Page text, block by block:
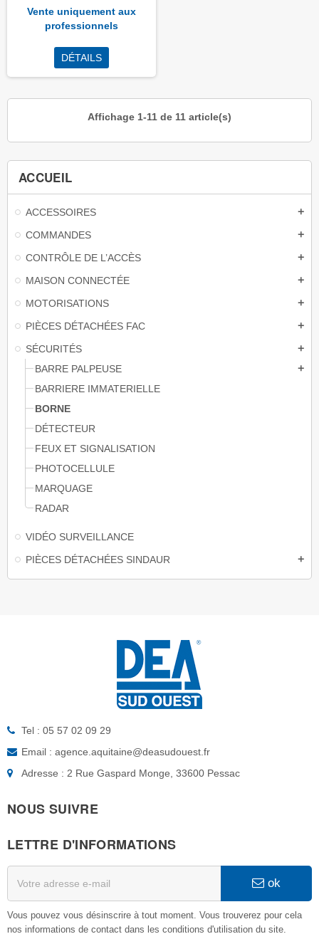
ACCUEIL
ACCESSOIRES add
COMMANDES add
CONTRÔLE DE L’ACCÈS add
MAISON CONNECTÉE add
MOTORISATIONS add
PIÈCES DÉTACHÉES FAC add
SÉCURITÉS add
BARRE PALPEUSE add
BARRIERE IMMATERIELLE
BORNE
DÉTECTEUR
FEUX ET SIGNALISATION
PHOTOCELLULE
MARQUAGE
RADAR
VIDÉO SURVEILLANCE
PIÈCES DÉTACHÉES SINDAUR
add
Vente uniquement aux
professionnels
DÉTAILS
Affichage 1-11 de 11 article(s)
Tel : 05 57 02 09 29
Email : agence.aquitaine@deasudouest.fr
Adresse : 2 Rue Gaspard Monge, 33600 Pessac
NOUS SUIVRE
LETTRE D'INFORMATIONS
ok
Vous pouvez vous désinscrire à tout moment. Vous trouverez pour cela
nos informations de contact dans les conditions d'utilisation du site.